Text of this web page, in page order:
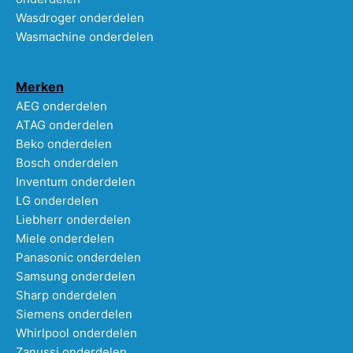
Wasdroger onderdelen
Wasmachine onderdelen
Merken
AEG onderdelen
ATAG onderdelen
Beko onderdelen
Bosch onderdelen
Inventum onderdelen
LG onderdelen
Liebherr onderdelen
Miele onderdelen
Panasonic onderdelen
Samsung onderdelen
Sharp onderdelen
Siemens onderdelen
Whirlpool onderdelen